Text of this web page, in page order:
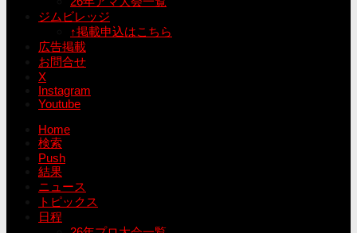
ジムビレッジ
↑掲載申込はこちら
広告掲載
お問合せ
X
Instagram
Youtube
Home
検索
Push
結果
ニュース
トピックス
日程